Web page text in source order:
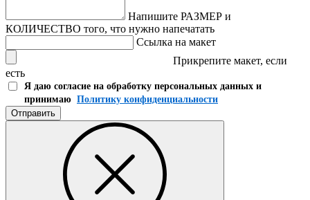
Напишите РАЗМЕР и
КОЛИЧЕСТВО того, что нужно напечатать
Ссылка на макет
Прикрепите макет, если
есть
Я даю согласие на обработку персональных данных и
принимаю Политику конфиденциальности
Отправить